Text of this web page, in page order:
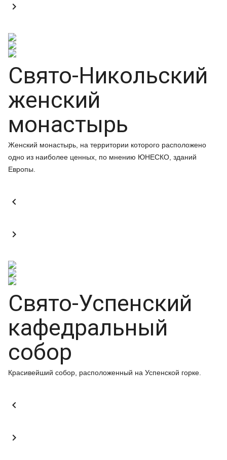

Свято-Никольский
женский
монастырь
Женский монастырь, на территории которого расположено
одно из наиболее ценных, по мнению ЮНЕСКО, зданий
Европы.


Свято-Успенский
кафедральный
собор
Красивейший собор, расположенный на Успенской горке.

